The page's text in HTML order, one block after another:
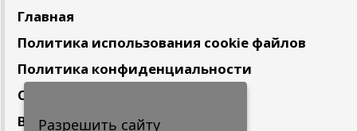
Главная
Политика использования cookie файлов
Политика конфиденциальности
Сотрудничество
Вакансии
Разрешить сайту